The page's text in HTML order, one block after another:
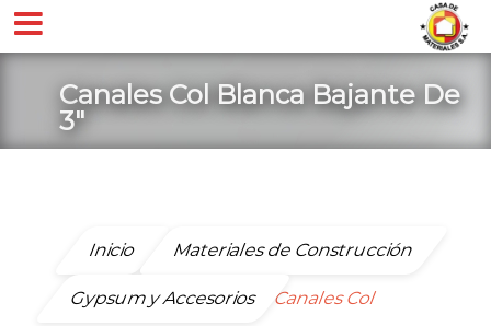
Canales Col Blanca Bajante De
3″
Inicio Materiales de Construcción
Gypsum y Accesorios
Canales Col